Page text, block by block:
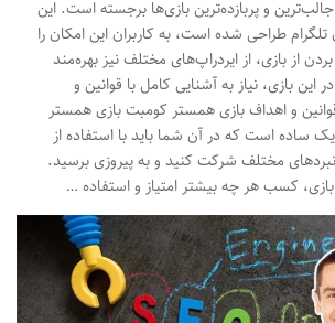
و پربازده‌ترین بازی‌ها برجسته است. این
تلگرام طراحی شده است، به کاربران این امکان را
از بازی، از ایردراپ‌های مختلف نیز بهره‌مند
این بازی، نیاز به آشنایی کامل با قوانین و
و اهداف بازی همستر کومبت بازی همستر
ساده است که در آن شما باید با استفاده از
مختلف شرکت کنید و به پیروزی برسید.
کسب هر چه بیشتر امتیاز و استفاده …